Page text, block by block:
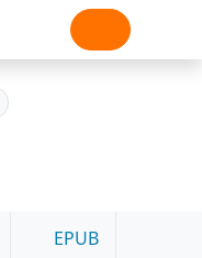
EPUB